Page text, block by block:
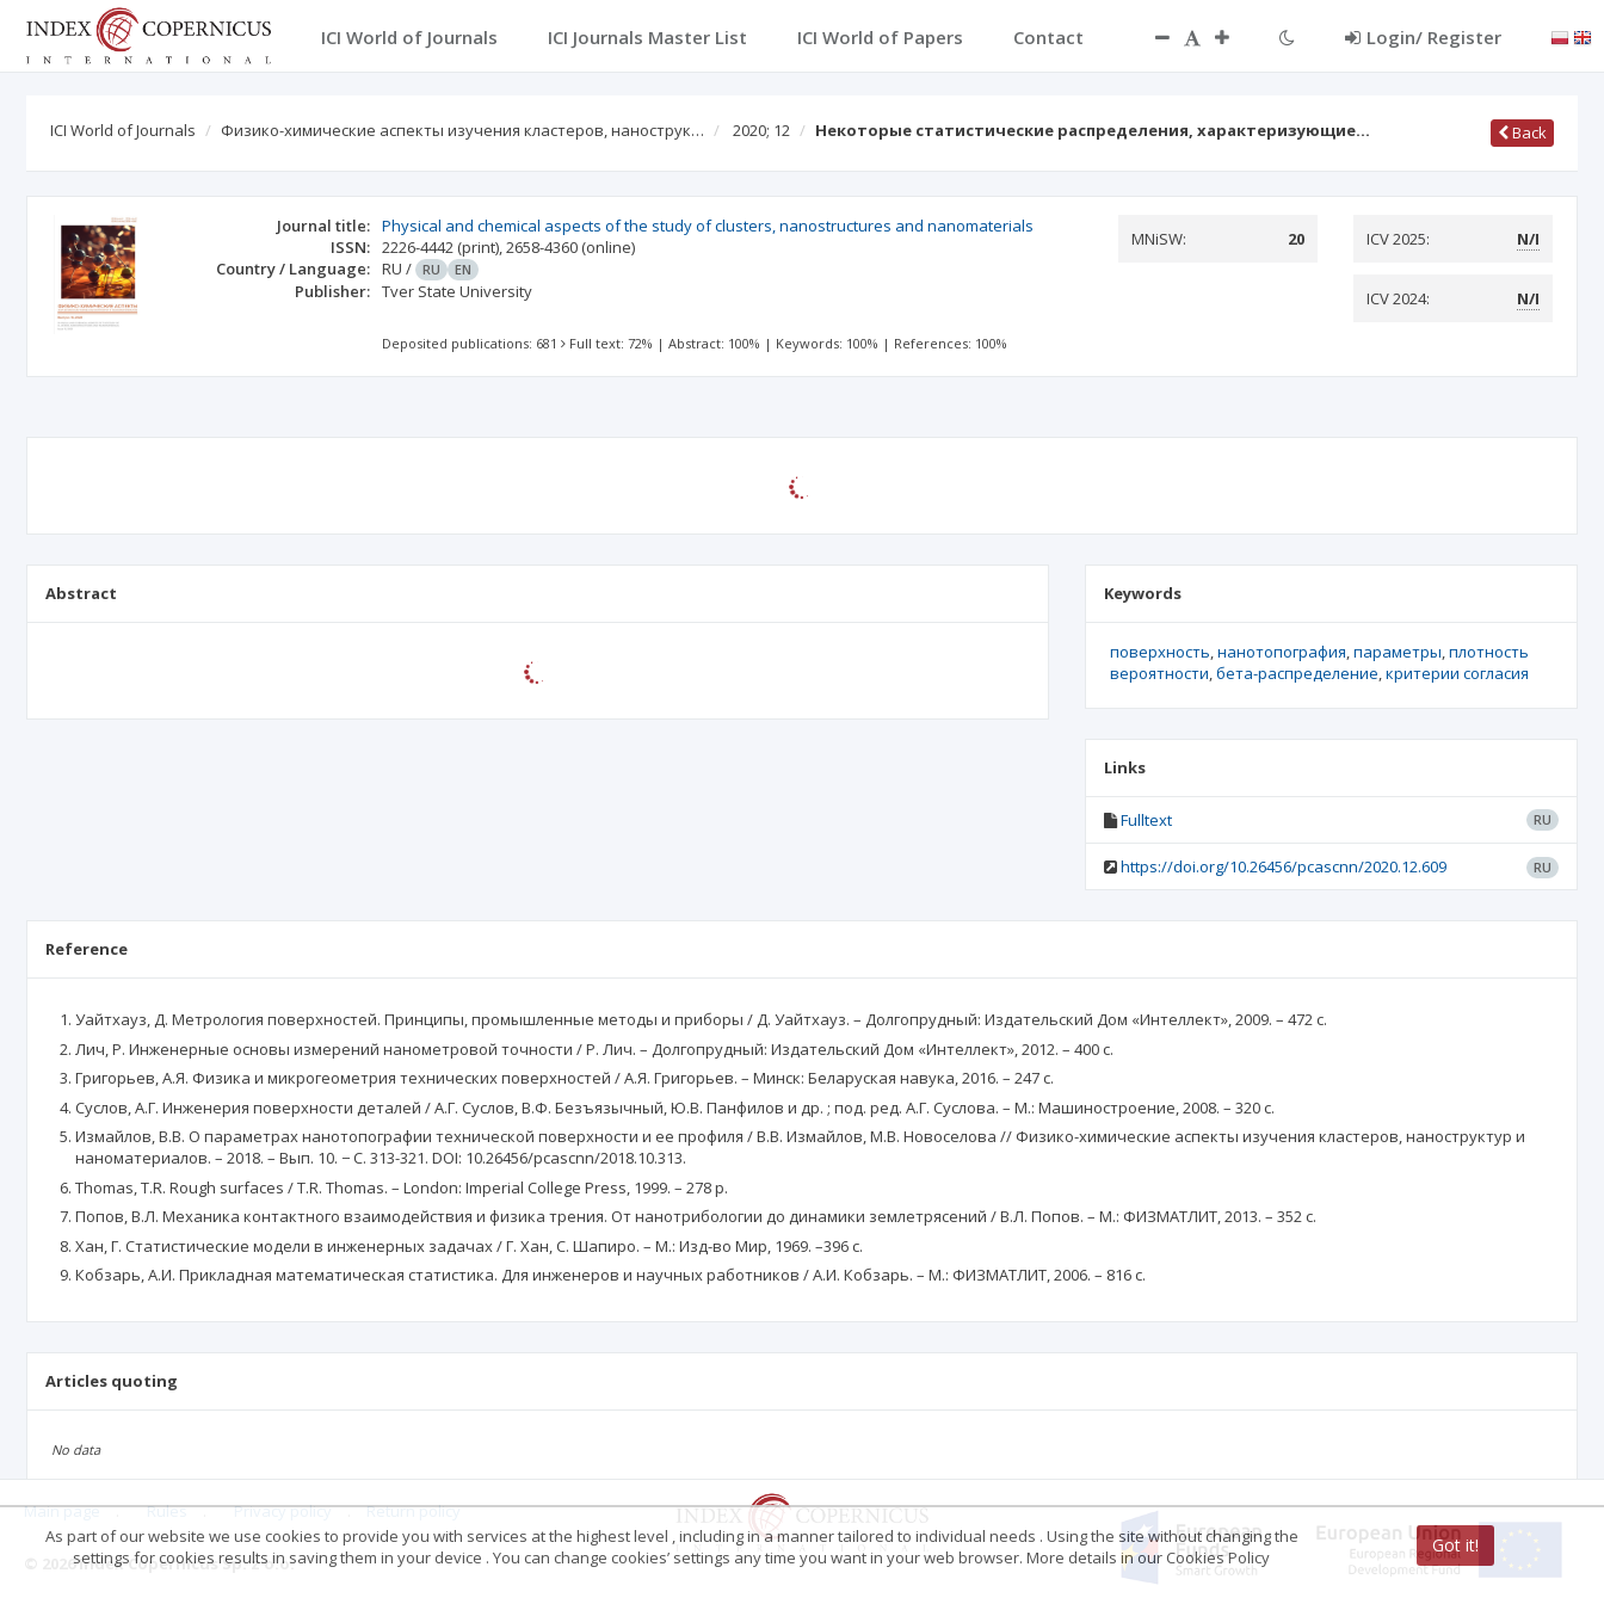
ICI World of Journals ICI Journals Master List ICI World of Papers Contact Login/ Register
ICI World of Journals Физико-химические аспекты изучения кластеров, нанострук… 2020; 12 Некоторые статистические распределения, характеризующие… Back
Journal title: Physical and chemical aspects of the study of clusters, nanostructures and nanomaterials
ISSN: 2226-4442 (print),2658-4360 (online)
Country / Language: RU / RU EN
Publisher: Tver State University
MNiSW: 20 ICV 2025: N/I
ICV 2024: N/I
Deposited publications: 681 Full text: 72% |Abstract: 100% | Keywords: 100% | References: 100%
Abstract Keywords
поверхность нанотопография параметры плотность
вероятности бета-распределение критерии согласия
Links
Fulltext RU
https://doi.org/10.26456/pcascnn/2020.12.609 RU
Reference
Уайтхауз, Д. Метрология поверхностей. Принципы, промышленные методы и приборы / Д. Уайтхауз. – Долгопрудный: Издательский Дом «Интеллект», 2009. – 472 с.
Лич, Р. Инженерные основы измерений нанометровой точности / Р. Лич. – Долгопрудный: Издательский Дом «Интеллект», 2012. – 400 с.
Григорьев, А.Я. Физика и микрогеометрия технических поверхностей / А.Я. Григорьев. – Минск: Беларуская навука, 2016. – 247 с.
Cуслов, А.Г. Инженерия поверхности деталей / А.Г. Суслов, В.Ф. Безъязычный, Ю.В. Панфилов и др. ; под. ред. А.Г. Суслова. – М.: Машиностроение, 2008. – 320 с.
Измайлов, В.В. О параметрах нанотопографии технической поверхности и ее профиля / В.В. Измайлов, М.В. Новоселова // Физико-химические аспекты изучения кластеров, наноструктур и
наноматериалов. – 2018. – Вып. 10. − С. 313-321. DOI: 10.26456/pcascnn/2018.10.313.
Thomas, T.R. Rough surfaces / T.R. Thomas. – London: Imperial College Press, 1999. – 278 p.
Попов, В.Л. Механика контактного взаимодействия и физика трения. От нанотрибологии до динамики землетрясений / В.Л. Попов. – М.: ФИЗМАТЛИТ, 2013. – 352 с.
Хан, Г. Статистические модели в инженерных задачах / Г. Хан, С. Шапиро. – М.: Изд-во Мир, 1969. –396 с.
Кобзарь, А.И. Прикладная математическая статистика. Для инженеров и научных работников / А.И. Кобзарь. – М.: ФИЗМАТЛИТ, 2006. – 816 с.
Articles quoting
No data
Main page . Rules . Privacy policy . Return policy
© 2026 Index Copernicus Sp. z o.o.
As part of our website we use cookies to provide you with services at the highest level , including in a manner tailored to individual needs . Using the site without changing the
settings for cookies results in saving them in your device . You can change cookies’ settings any time you want in your web browser. More details in our Cookies Policy
Got it!